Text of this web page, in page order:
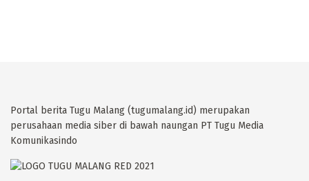
Portal berita Tugu Malang (tugumalang.id) merupakan
perusahaan media siber di bawah naungan PT Tugu Media
Komunikasindo